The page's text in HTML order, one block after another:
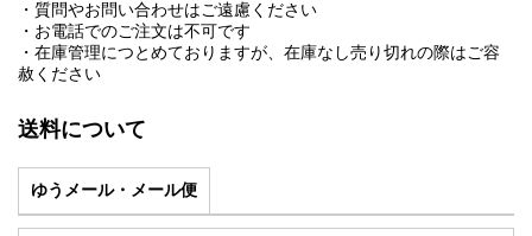
・質問やお問い合わせはご遠慮ください
・お電話でのご注文は不可です
・在庫管理につとめておりますが、在庫なし売り切れの際はご容
赦ください
送料について
ゆうメール・メール便